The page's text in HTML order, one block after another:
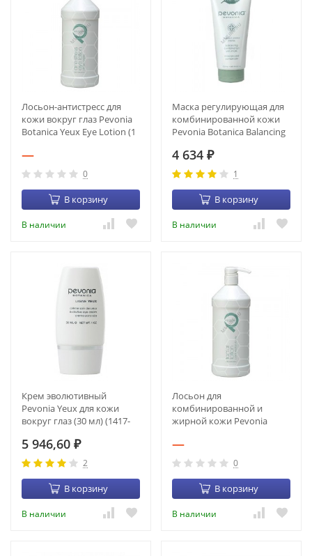
Лосьон-антистресс для
кожи вокруг глаз Pevonia
Botanica Yeux Eye Lotion (1
—
0
В корзину
В наличии
Маска регулирующая для
комбинированной кожи
Pevonia Botanica Balancing
мл)
4 634 ₽
1
В корзину
В наличии
Крем эволютивный
Pevonia Yeux для кожи
вокруг глаз (30 мл) (1417-
5 946,60 ₽
2
В корзину
В наличии
Лосьон для
комбинированной и
жирной кожи Pevonia
11)
—
0
В корзину
В наличии